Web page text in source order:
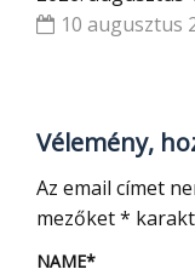
10 augusztus
Vélemény,
Az email címet
mezőket*
NAME*